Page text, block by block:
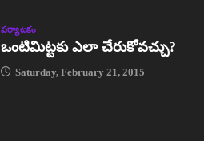
పర్యాటకం
ఒంటిమిట్టకు ఎలా చేరుకోవచ్చు?
Saturday, February 21, 2015